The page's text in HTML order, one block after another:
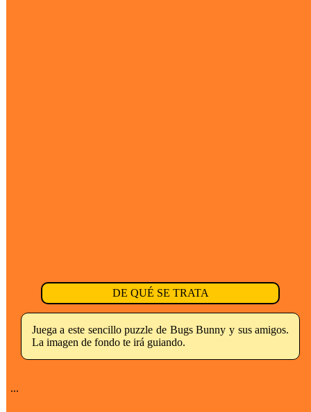
DE QUÉ SE TRATA
Juega a este sencillo puzzle de Bugs Bunny y sus amigos.
La imagen de fondo te irá guiando.
...